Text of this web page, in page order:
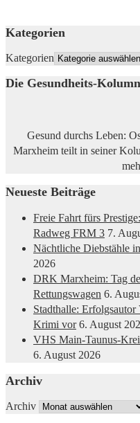
Kategorien
Kategorien
Die Gesundheits-
Gesund durchs Leben:
Marxheim teilt in seiner
Neueste Beiträge
Freie Fahrt fürs
Radweg FRM 3 7.
Nächtliche Diebstähle
2026
DRK Marxheim: Tag
Rettungswagen 6.
Stadthalle:
Krimi vor 6. August
VHS Main-Taunus-
6. August 2026
Archiv
Archiv